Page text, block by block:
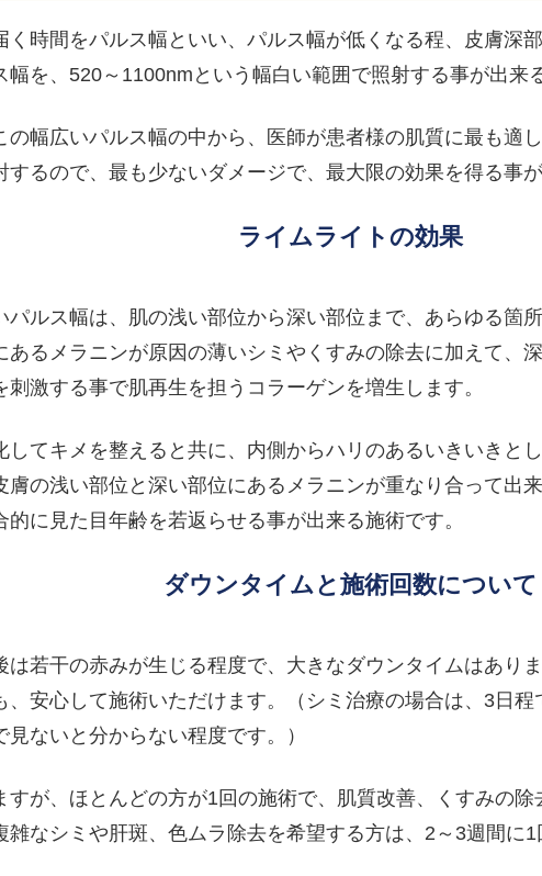
く時間をパルス幅といい、パルス幅が低くなる程、皮膚深
幅を、520～1100nmという幅白い範囲で照射する事が出来
の幅広いパルス幅の中から、医師が患者様の肌質に最も適
るので、最も少ないダメージで、最大限の効果を得る事が
ライムライトの効果
パルス幅は、肌の浅い部位から深い部位まで、あらゆる箇
あるメラニンが原因の薄いシミやくすみの除去に加えて、
刺激する事で肌再生を担うコラーゲンを増生します。
してキメを整えると共に、内側からハリのあるいきいきと
膚の浅い部位と深い部位にあるメラニンが重なり合って出
に見た目年齢を若返らせる事が出来る施術です。
ダウンタイムと施術回数について
は若干の赤みが生じる程度で、大きなダウンタイムはあり
、安心して施術いただけます。（シミ治療の場合は、3日
ないと分からない程度です。）
すが、ほとんどの方が1回の施術で、肌質改善、くすみの
なシミや肝斑、色ムラ除去を希望する方は、2～3週間に1